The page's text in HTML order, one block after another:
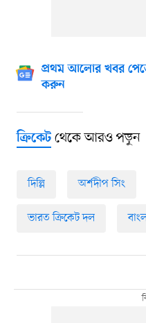
প্রথম আলোর খবর
করুন
ক্রিকেটথেকে আরও পড়ুন
দিল্লি অর্শদীপ সিং
ভারত ক্রিকেট দল